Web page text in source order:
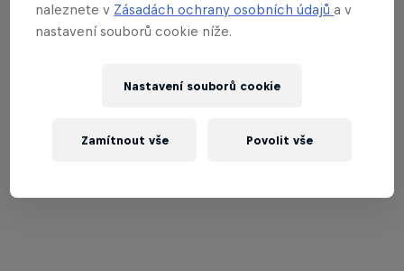
naleznete v Zásadách ochrany osobních údajůa v
nastavení souborů cookie níže.
Nastavení souborů cookie
Zamítnout vše Povolit vše